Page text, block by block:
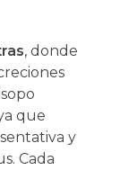
, donde
que
y
Cada